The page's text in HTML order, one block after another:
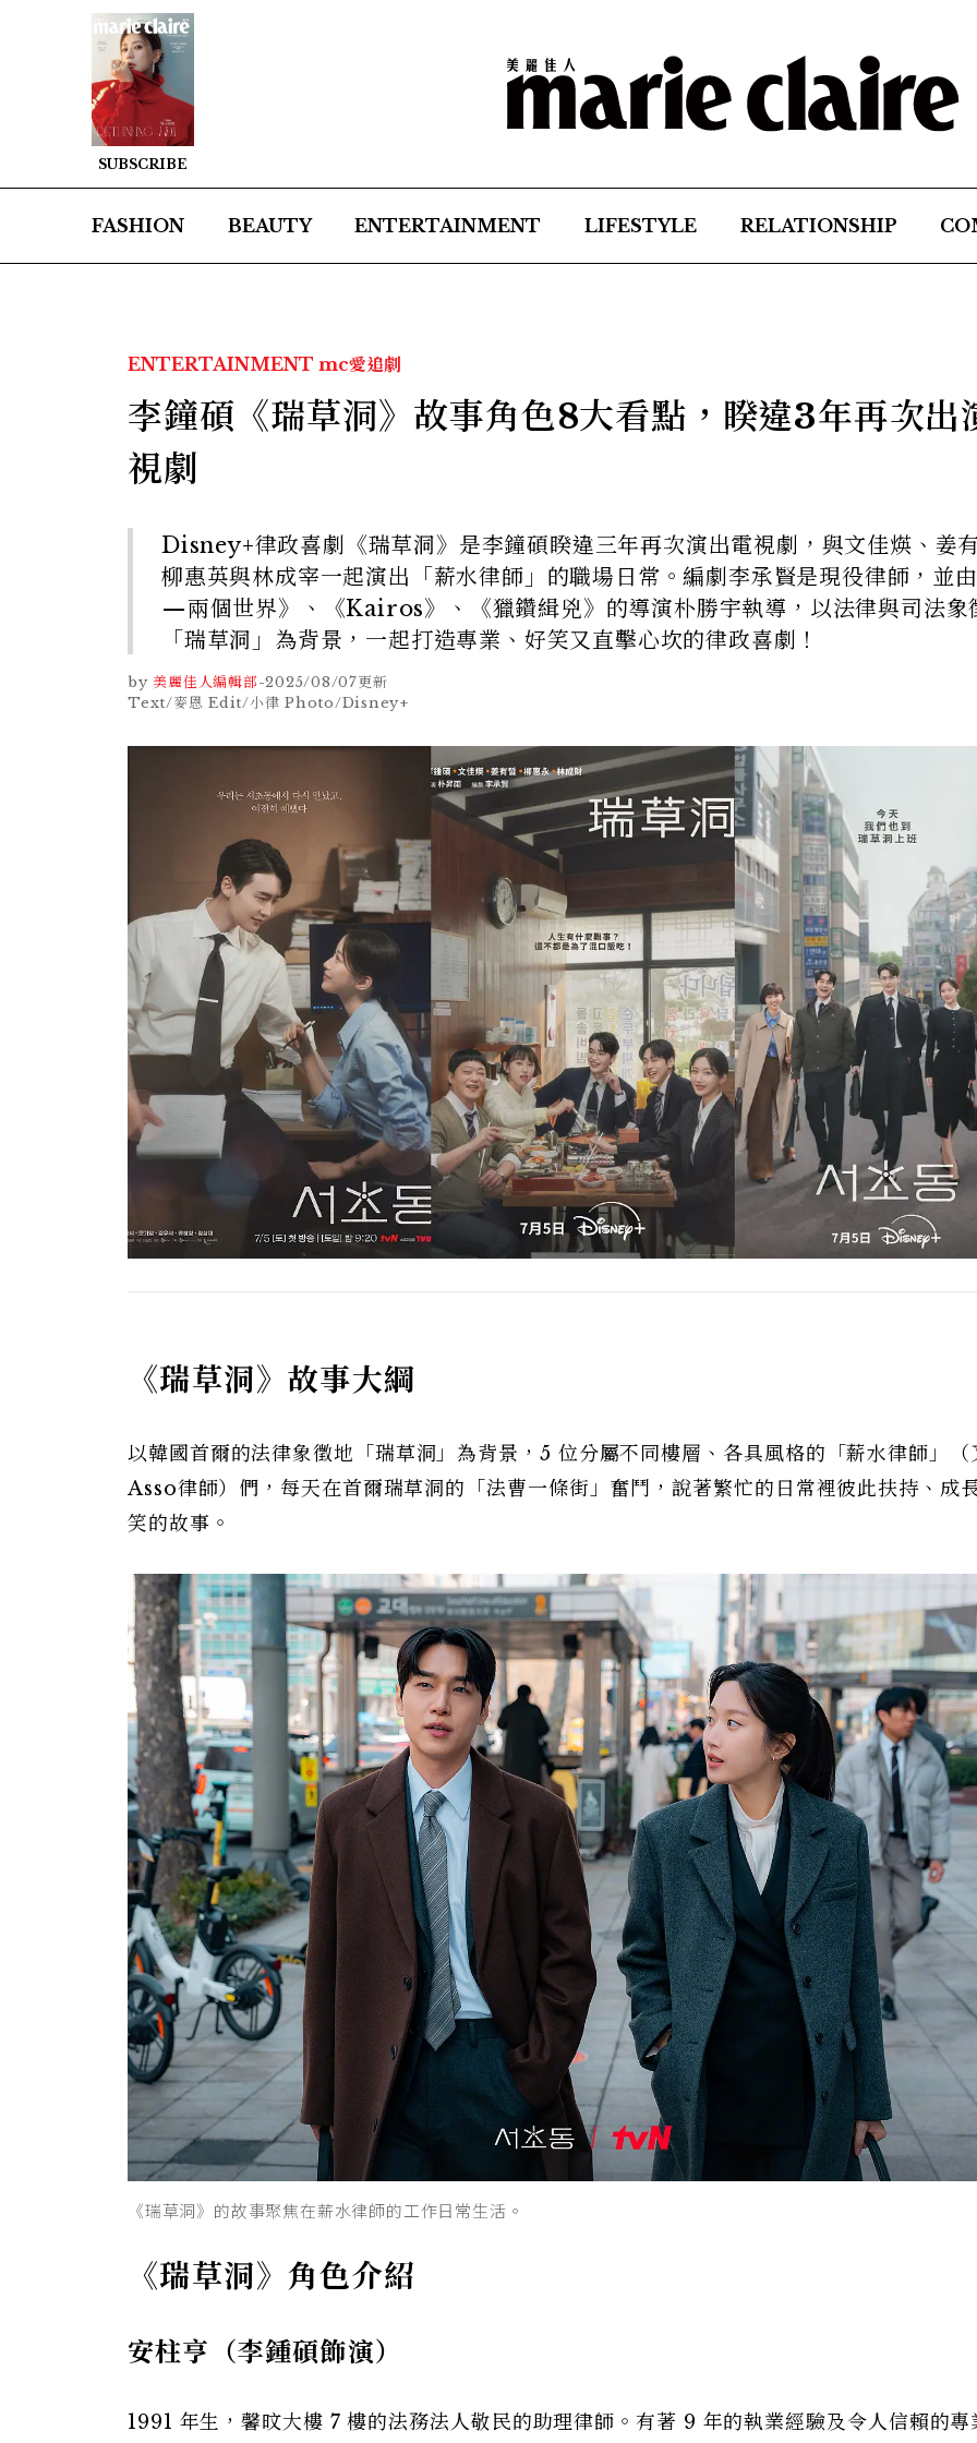
SUBSCRIBE
FASHION BEAUTY ENTERTAINMENT LIFESTYLE RELATIONSHIP
ENTERTAINMENT mc愛追劇
李鐘碩《瑞草洞》故事角色8大看點，睽違3年再次出
視劇
Disney+律政喜劇《瑞草洞》是李鐘碩睽違三年再次演出電視劇，與文佳煐、姜
柳惠英與林成宰一起演出「薪水律師」的職場日常。編劇李承賢是現役律師，並
—兩個世界》、《Kairos》、《獵鑽緝兇》的導演朴勝宇執導，以法律與司法象
「瑞草洞」為背景，一起打造專業、好笑又直擊心坎的律政喜劇！
by 美麗佳人編輯部-2025/08/07更新
Text/麥恩 Edit/小律 Photo/Disney+
《瑞草洞》故事大綱
以韓國首爾的法律象徵地「瑞草洞」為背景，5 位分屬不同樓層、各具風格的「薪水律師」（
Asso律師）們，每天在首爾瑞草洞的「法曹一條街」奮鬥，說著繁忙的日常裡彼此扶持、成
笑的故事。
《瑞草洞》的故事聚焦在薪水律師的工作日常生活。
《瑞草洞》角色介紹
安柱亨（李鍾碩飾演）
1991 年生，馨旼大樓 7 樓的法務法人敬民的助理律師。有著 9 年的執業經驗及令人信賴的專